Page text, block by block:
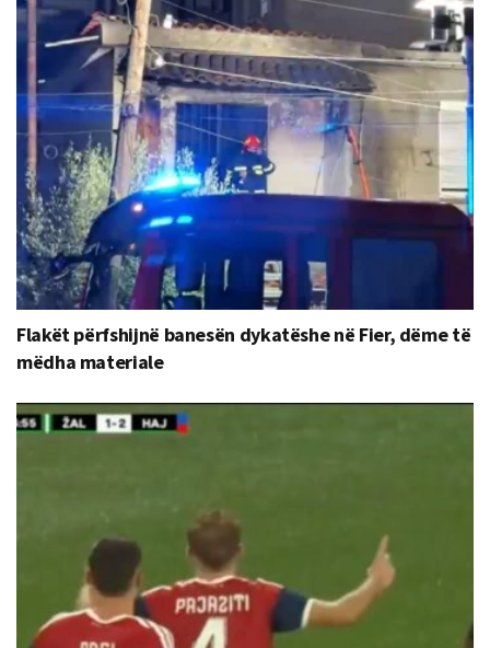
Flakët përfshijnë banesën dykatëshe në Fier, dëme të
mëdha materiale